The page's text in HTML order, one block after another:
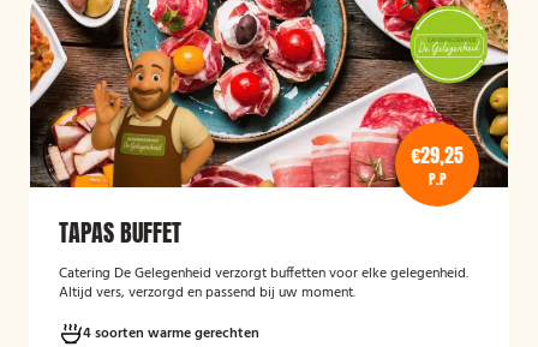
€29,25
P.P
TAPAS BUFFET
Catering De Gelegenheid verzorgt buffetten voor elke gelegenheid.
Altijd vers, verzorgd en passend bij uw moment.
4 soorten warme gerechten